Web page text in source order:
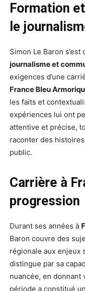
Formation
le
Simon Le Baron
journalisme et
exigences d’une
France Bleu
les faits et
expériences lui ont
attentive et précise,
raconter des
public.
Carrière à
progression
Durant ses années à
Baron couvre des
régionale aux enjeux
distingue par sa
nuancée, en donnant
période a constitué